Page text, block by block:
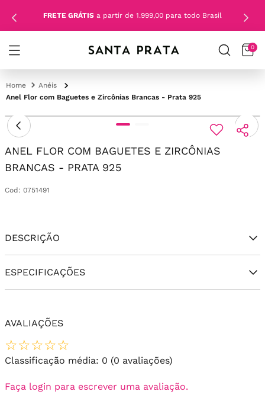
FRETE GRÁTIS a partir de 1.999,00 para todo Brasil
0
Anéis
Anel Flor com Baguetes e Zircônias Brancas - Prata 925
ANEL FLOR COM BAGUETES E ZIRCÔNIAS
BRANCAS - PRATA 925
Cod : 0751491
DESCRIÇÃO
ESPECIFICAÇÕES
AVALIAÇÕES
☆☆☆☆☆
Classificação média: 0 (0 avaliações)
Faça login para escrever uma avaliação.